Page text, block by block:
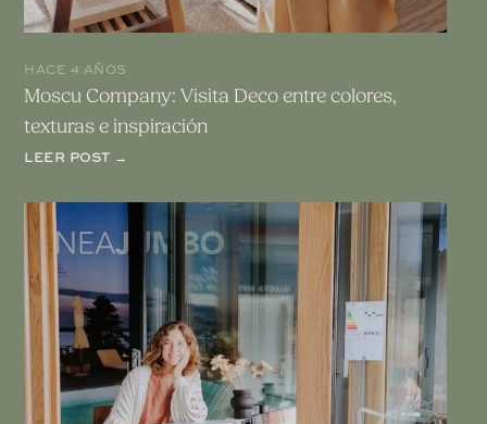
HACE 4 AÑOS
Moscu Company: Visita Deco entre colores,
texturas e inspiración
LEER POST →